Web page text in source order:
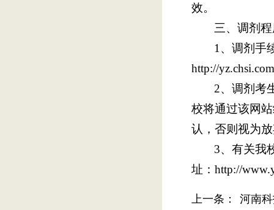
效。
三、调剂
1、调剂手
http://
2、调剂考
校将通过该网
认，否则视为
3、有关我
址：http://
上一条：
河南